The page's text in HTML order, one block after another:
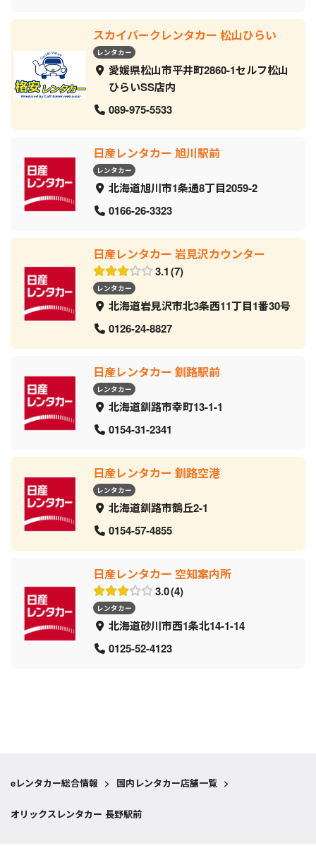
スカイパークレンタカー 松山ひらい
レンタカー
愛媛県松山市平井町2860-1セルフ松山
ひらいSS店内
089-975-5533
日産レンタカー 旭川駅前
レンタカー
北海道旭川市1条通8丁目2059‐2
0166-26-3323
日産レンタカー 岩見沢カウンター
3.1 7
レンタカー
北海道岩見沢市北3条西11丁目1番30号
0126-24-8827
日産レンタカー 釧路駅前
レンタカー
北海道釧路市幸町13-1-1
0154-31-2341
日産レンタカー 釧路空港
レンタカー
北海道釧路市鶴丘2-1
0154-57-4855
日産レンタカー 空知案内所
3.0 4
レンタカー
北海道砂川市西1条北14-1-14
0125-52-4123
eレンタカー総合情報 > 国内レンタカー店舗一覧 >
オリックスレンタカー 長野駅前